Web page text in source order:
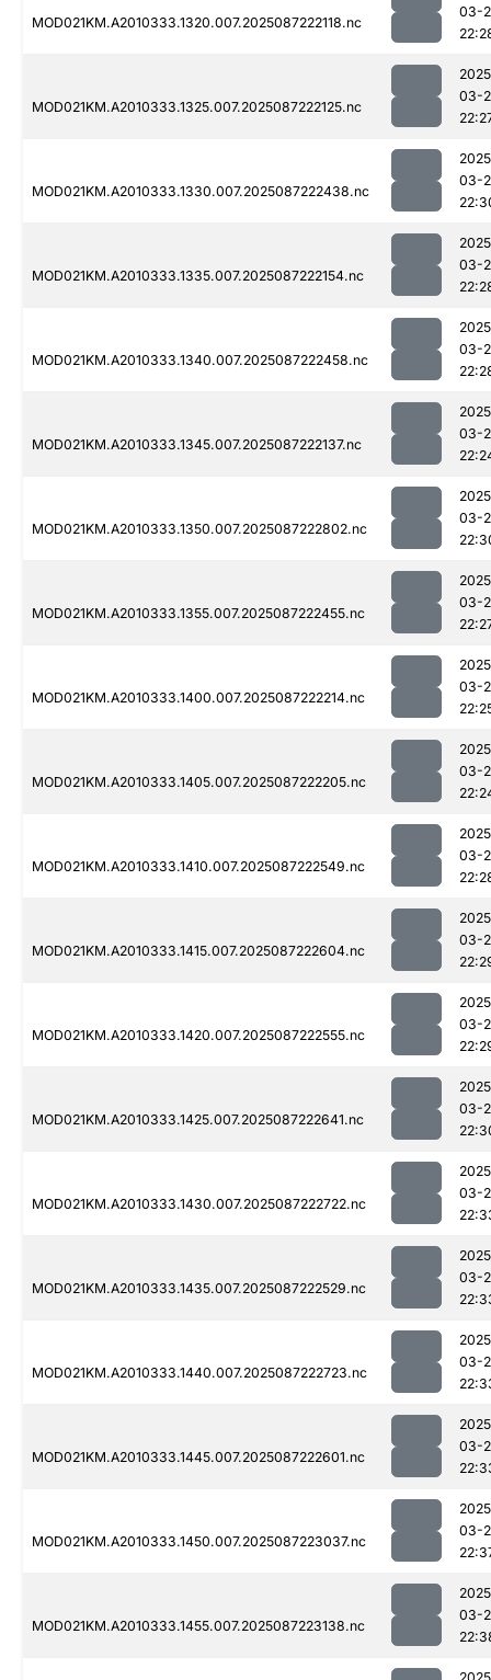
MOD021KM.A2010333.1320.007.2025087222118.nc
03-
MOD021KM.A2010333.1325.007.2025087222125.nc
03-
MOD021KM.A2010333.1330.007.2025087222438.nc
03-
MOD021KM.A2010333.1335.007.2025087222154.nc
03-
MOD021KM.A2010333.1340.007.2025087222458.nc
03-
MOD021KM.A2010333.1345.007.2025087222137.nc
03-
MOD021KM.A2010333.1350.007.2025087222802.nc
03-
MOD021KM.A2010333.1355.007.2025087222455.nc
03-
MOD021KM.A2010333.1400.007.2025087222214.nc
03-
MOD021KM.A2010333.1405.007.2025087222205.nc
03-
MOD021KM.A2010333.1410.007.2025087222549.nc
03-
MOD021KM.A2010333.1415.007.2025087222604.nc
03-
MOD021KM.A2010333.1420.007.2025087222555.nc
03-
MOD021KM.A2010333.1425.007.2025087222641.nc
03-
MOD021KM.A2010333.1430.007.2025087222722.nc
03-
MOD021KM.A2010333.1435.007.2025087222529.nc
03-
MOD021KM.A2010333.1440.007.2025087222723.nc
03-
MOD021KM.A2010333.1445.007.2025087222601.nc
03-
MOD021KM.A2010333.1450.007.2025087223037.nc
03-
MOD021KM.A2010333.1455.007.2025087223138.nc
03-